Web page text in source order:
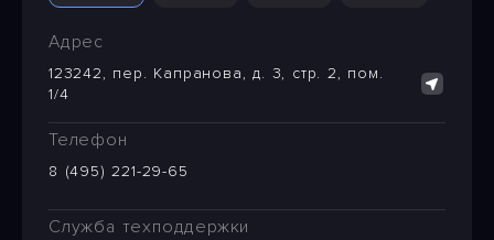
Адрес
123242, пер. Капранова, д. 3, стр. 2, пом.
1/4
Телефон
8 (495) 221-29-65
Служба техподдержки